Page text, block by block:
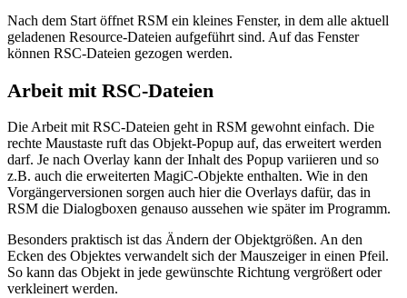
Nach dem Start öffnet RSM ein kleines Fenster, in dem alle aktuell
geladenen Resource-Dateien aufgeführt sind. Auf das Fenster
können RSC-Dateien gezogen werden.
Arbeit mit RSC-Dateien
Die Arbeit mit RSC-Dateien geht in RSM gewohnt einfach. Die
rechte Maustaste ruft das Objekt-Popup auf, das erweitert werden
darf. Je nach Overlay kann der Inhalt des Popup variieren und so
z.B. auch die erweiterten MagiC-Objekte enthalten. Wie in den
Vorgängerversionen sorgen auch hier die Overlays dafür, das in
RSM die Dialogboxen genauso aussehen wie später im Programm.
Besonders praktisch ist das Ändern der Objektgrößen. An den
Ecken des Objektes verwandelt sich der Mauszeiger in einen Pfeil.
So kann das Objekt in jede gewünschte Richtung vergrößert oder
verkleinert werden.